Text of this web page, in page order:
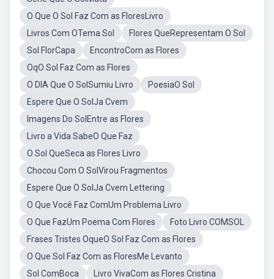
O Que O Sol Faz Com as FloresLivro
Livros Com OTema Sol
Flores QueRepresentam O Sol
Sol FlorCapa
EncontroCom as Flores
OqO Sol Faz Com as Flores
O DIA Que O SolSumiu Livro
PoesiaO Sol
Espere Que O SolJa Cvem
Imagens Do SolEntre as Flores
Livro a Vida SabeO Que Faz
O Sol QueSeca as Flores Livro
Chocou Com O SolVirou Fragmentos
Espere Que O SolJa Cvem Lettering
O Que Você Faz ComUm Problema Livro
O Que FazUm Poema Com Flores
Foto Livro COMSOL
Frases Tristes OqueO Sol Faz Com as Flores
O Que Sol Faz Com as FloresMe Levanto
Sol ComBoca
Livro VivaCom as Flores Cristina